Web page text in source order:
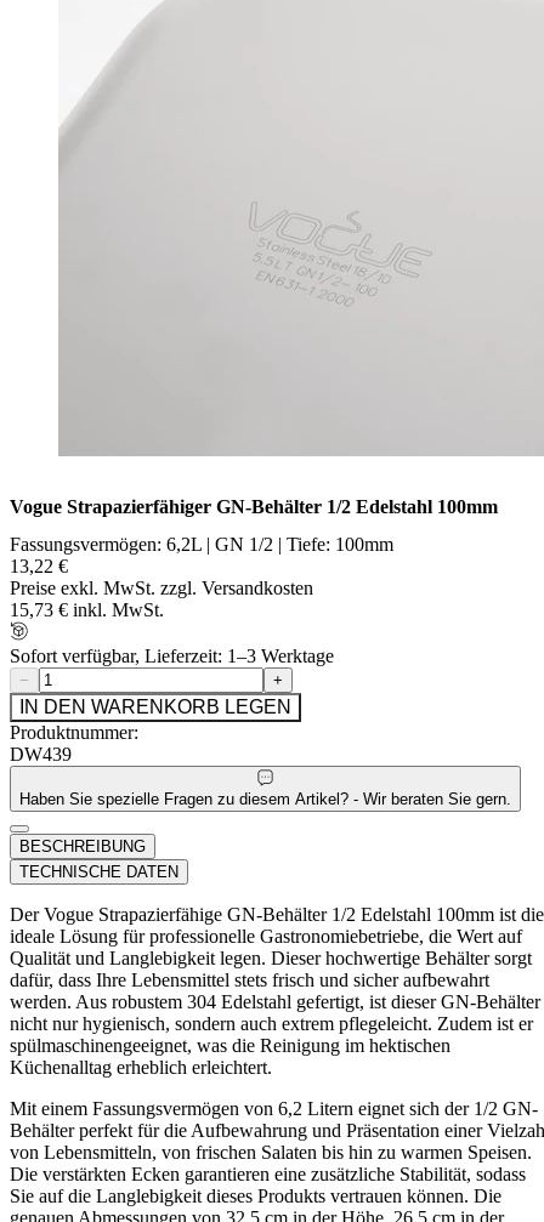
Vogue Strapazierfähiger GN-Behälter 1/2 Edelstahl 100mm
Fassungsvermögen: 6,2L | GN 1/2 | Tiefe: 100mm
13,22 €
Preise exkl. MwSt. zzgl. Versandkosten
15,73 € inkl. MwSt.
Sofort verfügbar, Lieferzeit: 1–3 Werktage
− +
IN DEN WARENKORB LEGEN
Produktnummer:
DW439
Haben Sie spezielle Fragen zu diesem Artikel? - Wir beraten Sie gern.
BESCHREIBUNG
TECHNISCHE DATEN
Der Vogue Strapazierfähige GN-Behälter 1/2 Edelstahl 100mm ist die
ideale Lösung für professionelle Gastronomiebetriebe, die Wert auf
Qualität und Langlebigkeit legen. Dieser hochwertige Behälter sorgt
dafür, dass Ihre Lebensmittel stets frisch und sicher aufbewahrt
werden. Aus robustem 304 Edelstahl gefertigt, ist dieser GN-Behälter
nicht nur hygienisch, sondern auch extrem pflegeleicht. Zudem ist er
spülmaschinengeeignet, was die Reinigung im hektischen
Küchenalltag erheblich erleichtert.
Mit einem Fassungsvermögen von 6,2 Litern eignet sich der 1/2 GN-
Behälter perfekt für die Aufbewahrung und Präsentation einer
von Lebensmitteln, von frischen Salaten bis hin zu warmen Speisen.
Die verstärkten Ecken garantieren eine zusätzliche Stabilität, sodass
Sie auf die Langlebigkeit dieses Produkts vertrauen können. Die
genauen Abmessungen von 32,5 cm in der Höhe, 26,5 cm in der